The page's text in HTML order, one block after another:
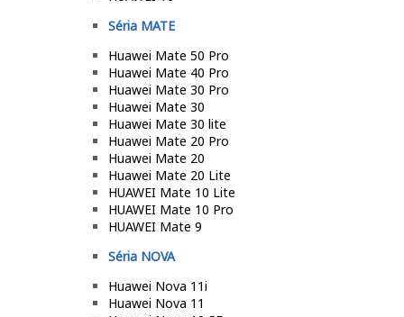
Séria MATE
Huawei Mate 50 Pro
Huawei Mate 40 Pro
Huawei Mate 30 Pro
Huawei Mate 30
Huawei Mate 30 lite
Huawei Mate 20 Pro
Huawei Mate 20
Huawei Mate 20 Lite
HUAWEI Mate 10 Lite
HUAWEI Mate 10 Pro
HUAWEI Mate 9
Séria NOVA
Huawei Nova 11i
Huawei Nova 11